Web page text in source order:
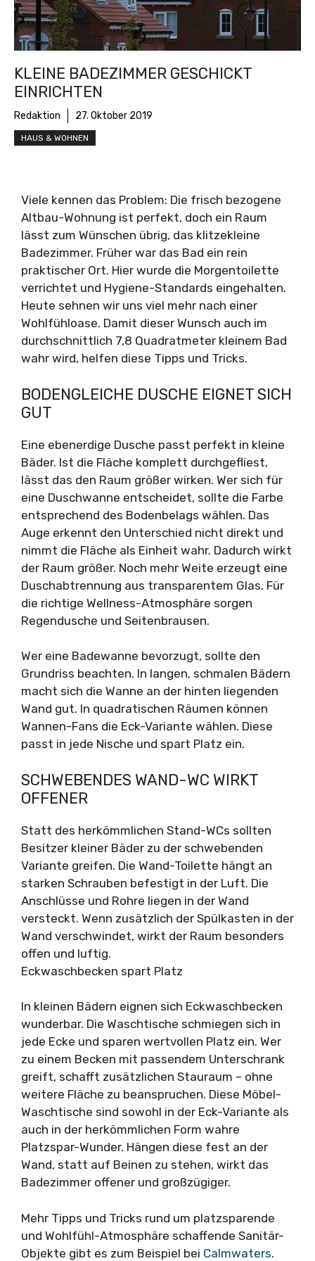
KLEINE BADEZIMMER GESCHICKT
EINRICHTEN
Redaktion 27. Oktober 2019
HAUS & WOHNEN
Viele kennen das Problem: Die frisch bezogene
Altbau-Wohnung ist perfekt, doch ein Raum
lässt zum Wünschen übrig, das klitzekleine
Badezimmer. Früher war das Bad ein rein
praktischer Ort. Hier wurde die Morgentoilette
verrichtet und Hygiene-Standards eingehalten.
Heute sehnen wir uns viel mehr nach einer
Wohlfühloase. Damit dieser Wunsch auch im
durchschnittlich 7,8 Quadratmeter kleinem Bad
wahr wird, helfen diese Tipps und Tricks.
BODENGLEICHE DUSCHE EIGNET SICH
GUT
Eine ebenerdige Dusche passt perfekt in kleine
Bäder. Ist die Fläche komplett durchgefliest,
lässt das den Raum größer wirken. Wer sich für
eine Duschwanne entscheidet, sollte die Farbe
entsprechend des Bodenbelags wählen. Das
Auge erkennt den Unterschied nicht direkt und
nimmt die Fläche als Einheit wahr. Dadurch wirkt
der Raum größer. Noch mehr Weite erzeugt eine
Duschabtrennung aus transparentem Glas. Für
die richtige Wellness-Atmosphäre sorgen
Regendusche und Seitenbrausen.
Wer eine Badewanne bevorzugt, sollte den
Grundriss beachten. In langen, schmalen Bädern
macht sich die Wanne an der hinten liegenden
Wand gut. In quadratischen Räumen können
Wannen-Fans die Eck-Variante wählen. Diese
passt in jede Nische und spart Platz ein.
SCHWEBENDES WAND-WC WIRKT
OFFENER
Statt des herkömmlichen Stand-WCs sollten
Besitzer kleiner Bäder zu der schwebenden
Variante greifen. Die Wand-Toilette hängt an
starken Schrauben befestigt in der Luft. Die
Anschlüsse und Rohre liegen in der Wand
versteckt. Wenn zusätzlich der Spülkasten in der
Wand verschwindet, wirkt der Raum besonders
offen und luftig.
Eckwaschbecken spart Platz
In kleinen Bädern eignen sich Eckwaschbecken
wunderbar. Die Waschtische schmiegen sich in
jede Ecke und sparen wertvollen Platz ein. Wer
zu einem Becken mit passendem Unterschrank
greift, schafft zusätzlichen Stauraum – ohne
weitere Fläche zu beanspruchen. Diese Möbel-
Waschtische sind sowohl in der Eck-Variante als
auch in der herkömmlichen Form wahre
Platzspar-Wunder. Hängen diese fest an der
Wand, statt auf Beinen zu stehen, wirkt das
Badezimmer offener und großzügiger.
Mehr Tipps und Tricks rund um platzsparende
und Wohlfühl-Atmosphäre schaffende Sanitär-
Objekte gibt es zum Beispiel bei Calmwaters.